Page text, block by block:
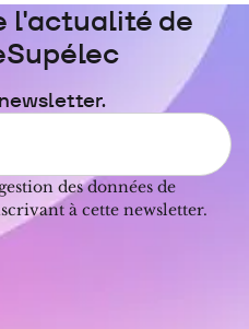
l'actualité de
des données de
à cette newsletter.